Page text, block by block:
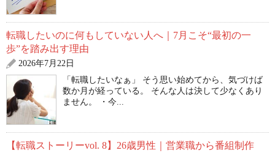
転職したいのに何もしていない人へ｜7月こそ“最初の一
歩”を踏み出す理由
2026年7月22日
「転職したいなぁ」 そう思い始めてから、気づけば
数か月が経っている。 そんな人は決して少なくあり
ません。 ・今...
【転職ストーリーvol. 8】26歳男性｜営業職から番組制作